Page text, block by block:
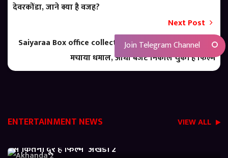
देवरकोंडा, जाने क्या है वजह?
Next Post
Saiyaraa Box office collection: बॉक्स ऑफिस पर ‘सैयारा’ ने
मचाया धमाल, आधा बजट निकाल चुकी है फिल्म
ENTERTAINMENT NEWS VIEW ALL
से कितनी दूर है फिल्म ‘अखंडा 2’
Join Telegram Channel